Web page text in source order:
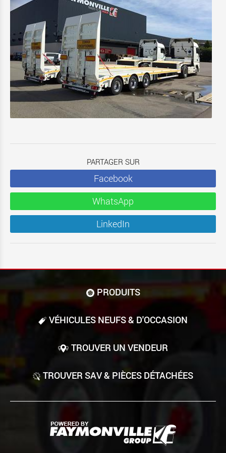
PARTAGER SUR
Facebook
WhatsApp
LinkedIn
PRODUITS
VÉHICULES NEUFS & D'OCCASION
TROUVER UN VENDEUR
TROUVER SAV & PIÈCES DÉTACHÉES